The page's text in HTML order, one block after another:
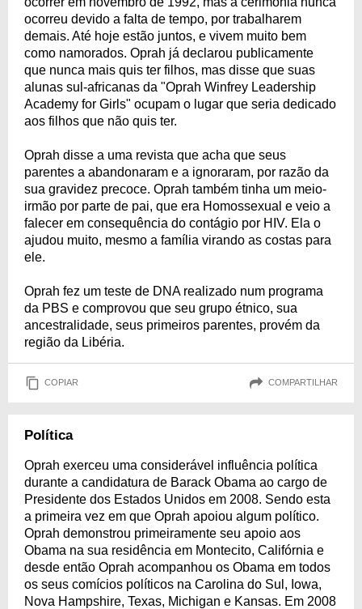
ocorreu devido a falta de tempo, por trabalharem
demais. Até hoje estão juntos, e vivem muito bem
como namorados. Oprah já declarou publicamente
que nunca mais quis ter filhos, mas disse que suas
alunas sul-africanas da "Oprah Winfrey Leadership
Academy for Girls" ocupam o lugar que seria dedicado
aos filhos que não quis ter.
Oprah disse a uma revista que acha que seus
parentes a abandonaram e a ignoraram, por razão da
sua gravidez precoce. Oprah também tinha um meio-
irmão por parte de pai, que era Homossexual e veio a
falecer em consequência do contágio por HIV. Ela o
ajudou muito, mesmo a família virando as costas para
ele.
Oprah fez um teste de DNA realizado num programa
da PBS e comprovou que seu grupo étnico, sua
ancestralidade, seus primeiros parentes, provém da
região da Libéria.
COPIAR COMPARTILHAR
Política
Oprah exerceu uma considerável influência política
durante a candidatura de Barack Obama ao cargo de
Presidente dos Estados Unidos em 2008. Sendo esta
a primeira vez em que Oprah apoiou algum político.
Oprah demonstrou primeiramente seu apoio aos
Obama na sua residência em Montecito, Califórnia e
desde então Oprah acompanhou os Obama em todos
os seus comícios políticos na Carolina do Sul, Iowa,
Nova Hampshire, Texas, Michigan e Kansas. Em 2008